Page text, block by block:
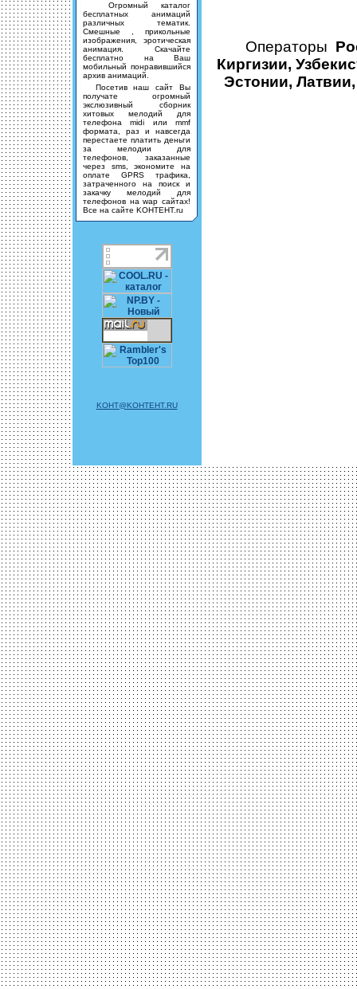
Огромный каталог
бесплатных анимаций
различных тематик.
Смешные , прикольные
изображения, эротическая
анимация. Скачайте
бесплатно на Ваш
мобильный понравившийся
архив анимаций.
Посетив наш сайт Вы
получате огромный
экслюзивный сборник
хитовых мелодий для
телефона midi или mmf
формата, раз и навсегда
перестаете платить деньги
за мелодии для
телефонов, заказанные
через sms, экономите на
оплате GPRS трафика,
затраченного на поиск и
закачку мелодий для
телефонов на wap сайтах!
Все на сайте KOHTEHT.ru
KOHT@KOHTEHT.RU
Операторы
Киргизии,
Эстонии,